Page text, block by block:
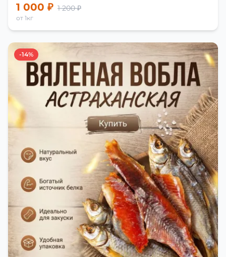
1 000 ₽ 1 200 ₽
от 1кг
-14%